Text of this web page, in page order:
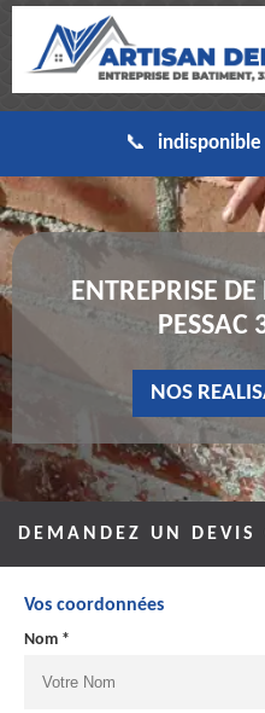
indisponible
ENTREPRISE
PESSAC
NOS
DEMANDEZ UN DEVIS
Vos coordonnées
Nom *